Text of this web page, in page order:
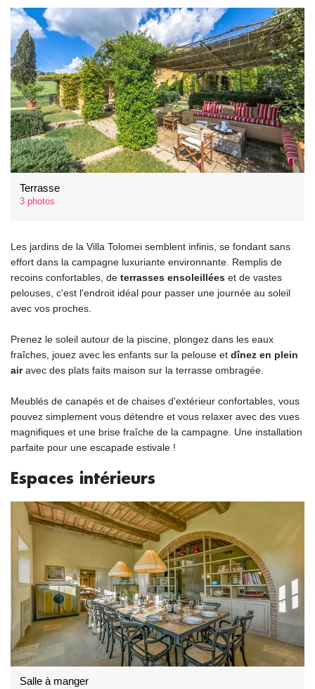
Terrasse
3 photos
Les jardins de la Villa Tolomei semblent infinis, se fondant sans
effort dans la campagne luxuriante environnante. Remplis de
recoins confortables, de terrasses ensoleillées et de vastes
pelouses, c'est l'endroit idéal pour passer une journée au soleil
avec vos proches.
Prenez le soleil autour de la piscine, plongez dans les eaux
fraîches, jouez avec les enfants sur la pelouse et dînez en plein
airavec des plats faits maison sur la terrasse ombragée.
Meublés de canapés et de chaises d'extérieur confortables, vous
pouvez simplement vous détendre et vous relaxer avec des vues
magnifiques et une brise fraîche de la campagne. Une installation
parfaite pour une escapade estivale !
Espaces intérieurs
Salle à manger